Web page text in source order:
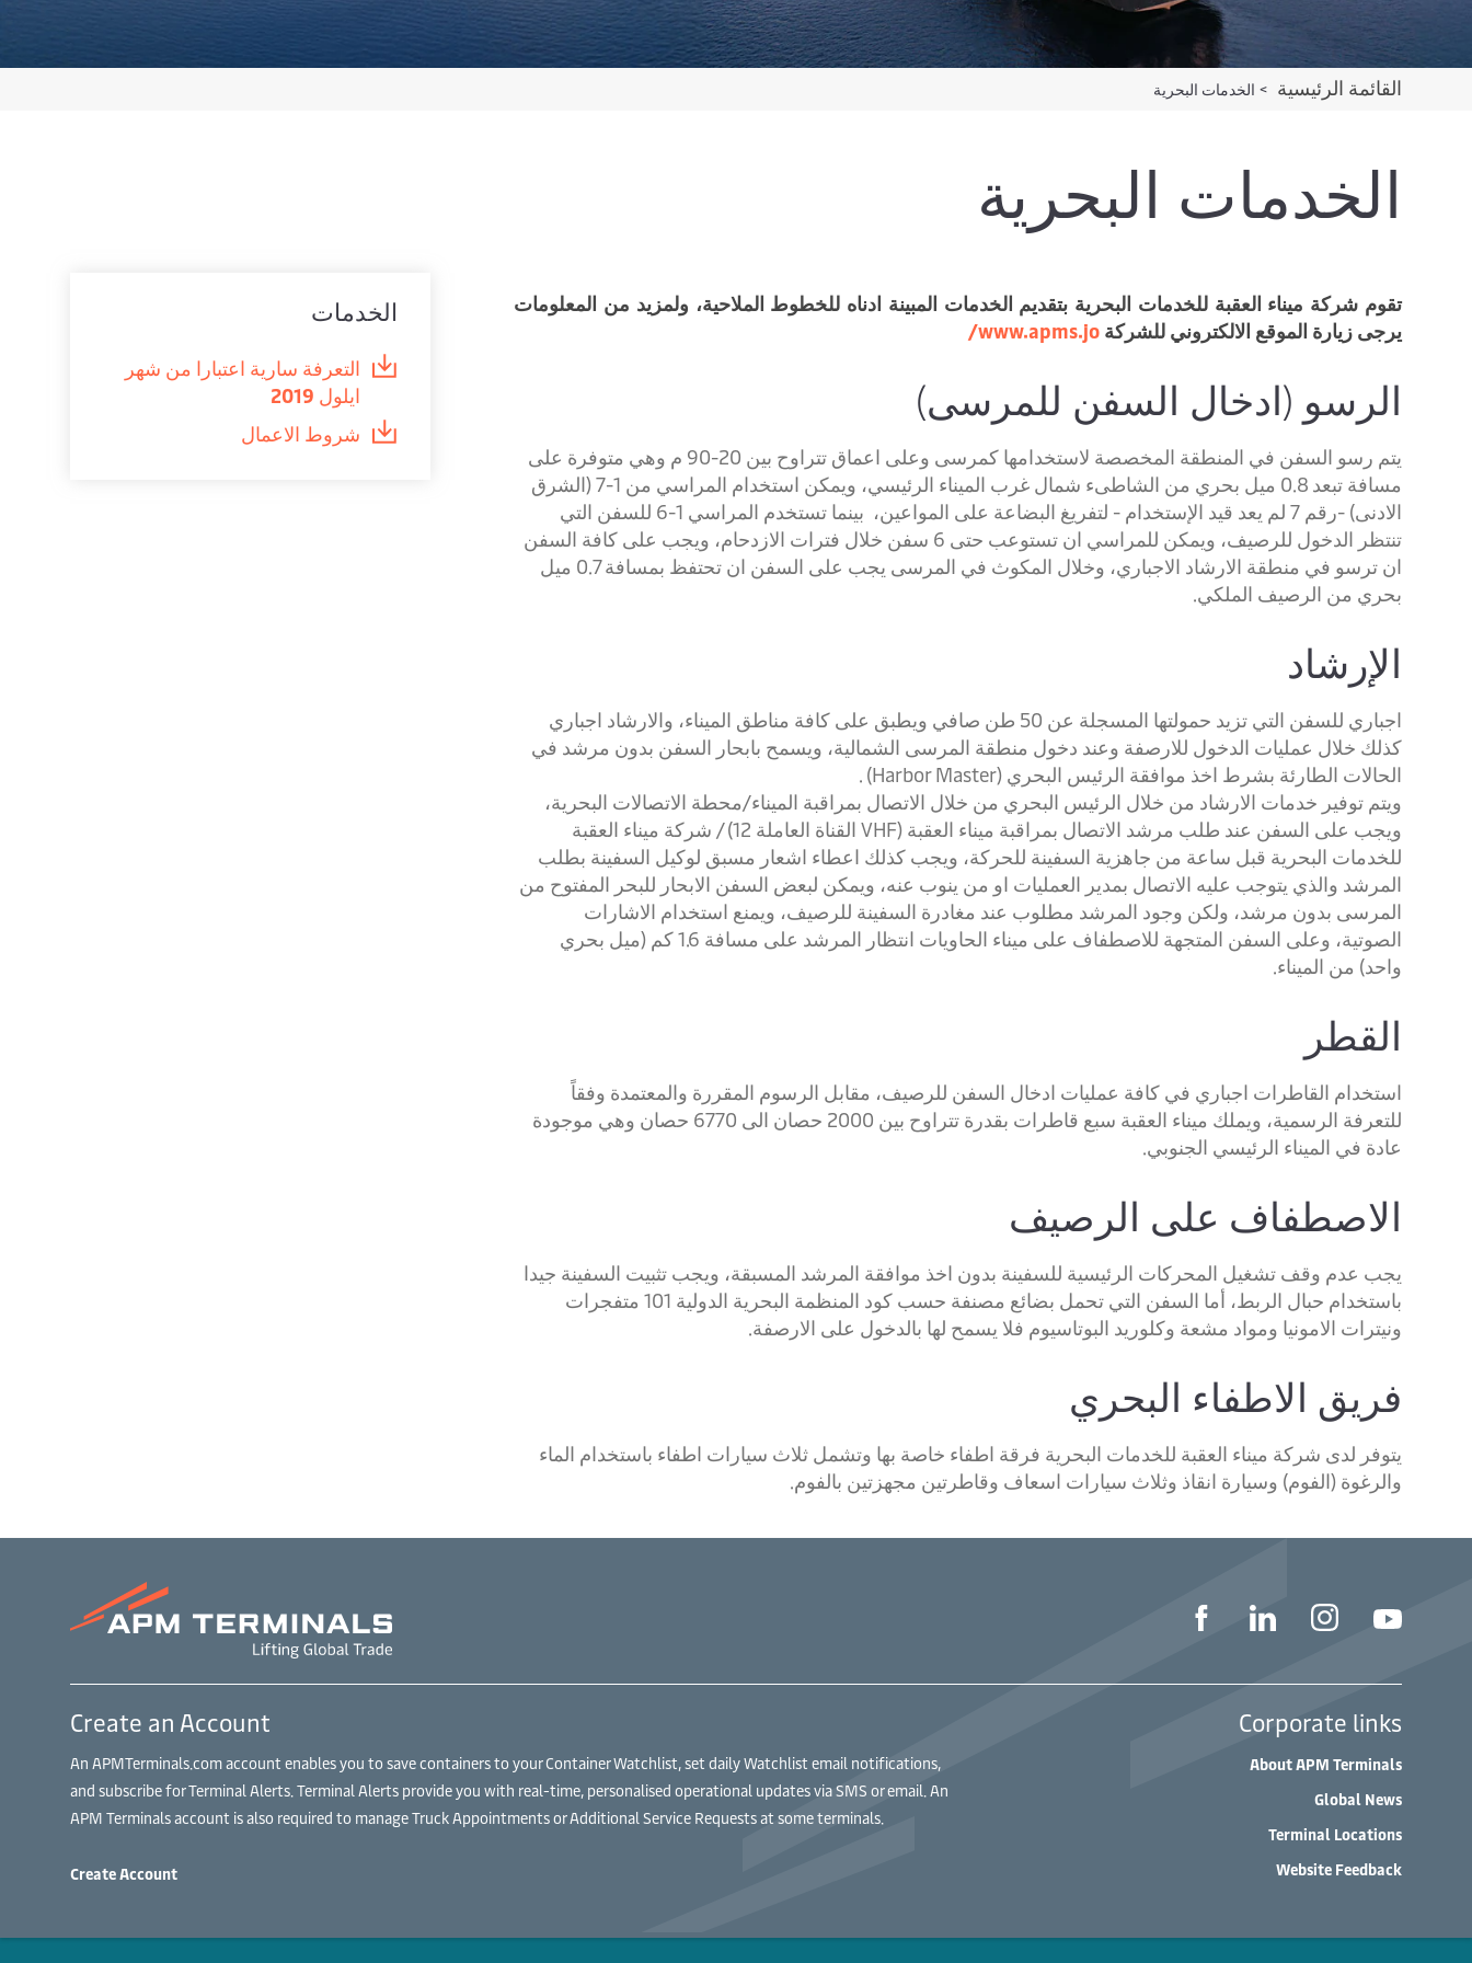
القائمة الرئيسية > الخدمات البحرية
الخدمات البحرية
تقوم شركة ميناء العقبة للخدمات البحرية بتقديم الخدمات المبينة ادناه للخطوط الملاحية، ولمزيد من المعلومات
يرجى زيارة الموقع الالكتروني للشركة www.apms.jo/
الرسو (ادخال السفن للمرسى)
يتم رسو السفن في المنطقة المخصصة لاستخدامها كمرسى وعلى اعماق تتراوح بين 20-90 م وهي متوفرة على
مسافة تبعد 0.8 ميل بحري من الشاطىء شمال غرب الميناء الرئيسي، ويمكن استخدام المراسي من 1-7 (الشرق
الادنى) -رقم 7 لم يعد قيد الإستخدام - لتفريغ البضاعة على المواعين، بينما تستخدم المراسي 1-6 للسفن التي
تنتظر الدخول للرصيف، ويمكن للمراسي ان تستوعب حتى 6 سفن خلال فترات الازدحام، ويجب على كافة السفن
ان ترسو في منطقة الارشاد الاجباري، وخلال المكوث في المرسى يجب على السفن ان تحتفظ بمسافة 0.7 ميل
بحري من الرصيف الملكي.
الإرشاد
اجباري للسفن التي تزيد حمولتها المسجلة عن 50 طن صافي ويطبق على كافة مناطق الميناء، والارشاد اجباري
كذلك خلال عمليات الدخول للارصفة وعند دخول منطقة المرسى الشمالية، ويسمح بابحار السفن بدون مرشد في
الحالات الطارئة بشرط اخذ موافقة الرئيس البحري (Harbor Master) .
ويتم توفير خدمات الارشاد من خلال الرئيس البحري من خلال الاتصال بمراقبة الميناء/محطة الاتصالات البحرية،
ويجب على السفن عند طلب مرشد الاتصال بمراقبة ميناء العقبة (VHF القناة العاملة 12) / شركة ميناء العقبة
للخدمات البحرية قبل ساعة من جاهزية السفينة للحركة، ويجب كذلك اعطاء اشعار مسبق لوكيل السفينة بطلب
المرشد والذي يتوجب عليه الاتصال بمدير العمليات او من ينوب عنه، ويمكن لبعض السفن الابحار للبحر المفتوح من
المرسى بدون مرشد، ولكن وجود المرشد مطلوب عند مغادرة السفينة للرصيف، ويمنع استخدام الاشارات
الصوتية، وعلى السفن المتجهة للاصطفاف على ميناء الحاويات انتظار المرشد على مسافة 1.6 كم (ميل بحري
واحد) من الميناء.
القطر
استخدام القاطرات اجباري في كافة عمليات ادخال السفن للرصيف، مقابل الرسوم المقررة والمعتمدة وفقاً
للتعرفة الرسمية، ويملك ميناء العقبة سبع قاطرات بقدرة تتراوح بين 2000 حصان الى 6770 حصان وهي موجودة
عادة في الميناء الرئيسي الجنوبي.
الاصطفاف على الرصيف
يجب عدم وقف تشغيل المحركات الرئيسية للسفينة بدون اخذ موافقة المرشد المسبقة، ويجب تثبيت السفينة جيدا
باستخدام حبال الربط، أما السفن التي تحمل بضائع مصنفة حسب كود المنظمة البحرية الدولية 101 متفجرات
ونيترات الامونيا ومواد مشعة وكلوريد البوتاسيوم فلا يسمح لها بالدخول على الارصفة.
فريق الاطفاء البحري
يتوفر لدى شركة ميناء العقبة للخدمات البحرية فرقة اطفاء خاصة بها وتشمل ثلاث سيارات اطفاء باستخدام الماء
والرغوة (الفوم) وسيارة انقاذ وثلاث سيارات اسعاف وقاطرتين مجهزتين بالفوم.
الخدمات
التعرفة سارية اعتبارا من شهر
ايلول 2019
شروط الاعمال
Create an Account
An APMTerminals.com account enables you to save containers to your Container Watchlist, set daily Watchlist email notifications,
and subscribe for Terminal Alerts. Terminal Alerts provide you with real-time, personalised operational updates via SMS or email. An
APM Terminals account is also required to manage Truck Appointments or Additional Service Requests at some terminals.
Create Account
Corporate links
About APM Terminals
Global News
Terminal Locations
Website Feedback